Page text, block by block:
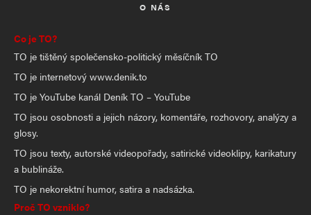
O NÁS
Co je TO?
TO je tištěný společensko-politický měsíčník TO
TO je internetový www.denik.to
TO je YouTube kanál Deník TO – YouTube
TO jsou osobnosti a jejich názory, komentáře, rozhovory, analýzy a
glosy.
TO jsou texty, autorské videopořady, satirické videoklipy, karikatury
a bublináže.
TO je nekorektní humor, satira a nadsázka.
Proč TO vzniklo?